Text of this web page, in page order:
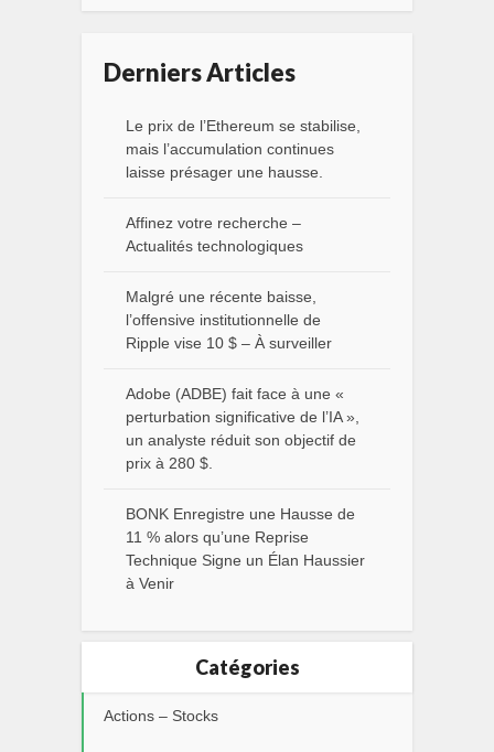
Derniers Articles
Le prix de l’Ethereum se stabilise,
mais l’accumulation continues
laisse présager une hausse.
Affinez votre recherche –
Actualités technologiques
Malgré une récente baisse,
l’offensive institutionnelle de
Ripple vise 10 $ – À surveiller
Adobe (ADBE) fait face à une «
perturbation significative de l’IA »,
un analyste réduit son objectif de
prix à 280 $.
BONK Enregistre une Hausse de
11 % alors qu’une Reprise
Technique Signe un Élan Haussier
à Venir
Catégories
Actions – Stocks